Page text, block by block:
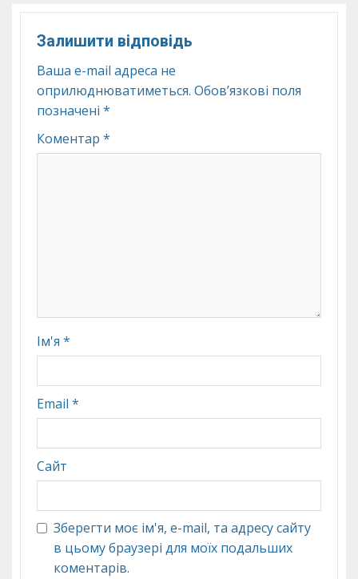
Залишити відповідь
Ваша e-mail адреса не
оприлюднюватиметься. Обов’язкові поля
позначені *
Коментар *
Ім'я *
Email *
Сайт
Зберегти моє ім'я, e-mail, та адресу сайту
в цьому браузері для моїх подальших
коментарів.